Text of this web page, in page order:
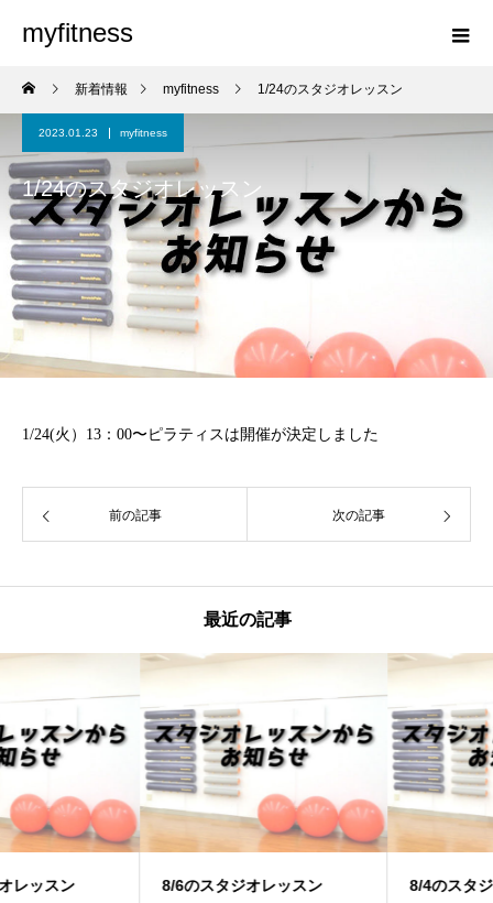
myfitness
新着情報 myfitness 1/24のスタジオレッスン
2023.01.23 myfitness
1/24のスタジオレッスン
1/24(火）13：00〜ピラティスは開催が決定しました
前の記事 次の記事
最近の記事
8/6のスタジオレッスン 8/4のスタジオレッスン